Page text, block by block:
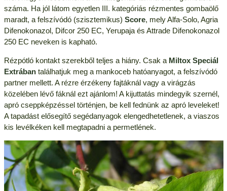
száma. Ha jól látom egyetlen III. kategóriás rézmentes gombaölő
maradt, a felszívódó (szisztemikus) Score, mely Alfa-Solo, Agria
Difenokonazol, Difcor 250 EC, Yerupaja és Attrade Difenokonazol
250 EC neveken is kapható.
Rézpótló kontakt szerekből teljes a hiány. Csak a Miltox Speciál
Extrábantalálhatjuk meg a mankoceb hatóanyagot, a felszívódó
partner mellett. A rézre érzékeny fajtáknál vagy a virágzás
közelében lévő fáknál ezt ajánlom! A kijuttatás mindegyik szernél,
apró cseppképzéssel történjen, be kell fednünk az apró leveleket!
A tapadást elősegítő segédanyagok elengedhetetlenek, a viaszos
kis levélkéken kell megtapadni a permetlének.